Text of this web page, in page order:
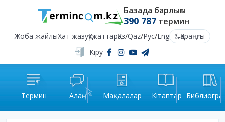
Базада барлығы
390 787термин
Жоба жайлыХат жазуҚұжаттарҚаз/Qaz/Рус/Eng
Қараңғы
Кіру
Термин Алаң Мақалалар Кітаптар